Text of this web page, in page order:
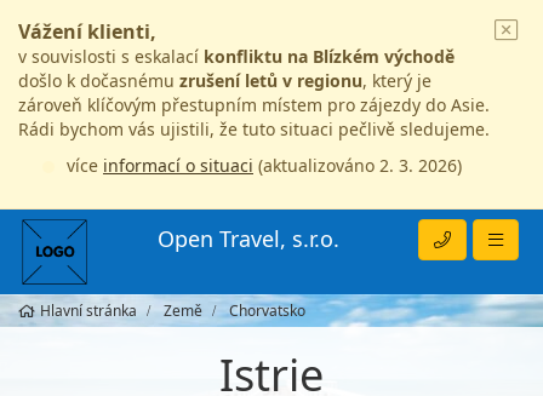
Vážení klienti,
v souvislosti s eskalací konfliktu na Blízkém východě
došlo k dočasnému zrušení letů v regionu, který je
zároveň klíčovým přestupním místem pro zájezdy do Asie.
Rádi bychom vás ujistili, že tuto situaci pečlivě sledujeme.
více informací o situaci (aktualizováno 2. 3. 2026)
Open Travel, s.r.o.
Hlavní stránka Země Chorvatsko
Istrie